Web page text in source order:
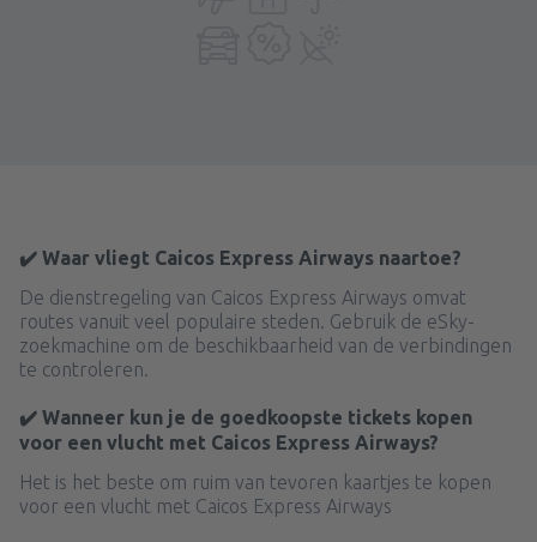
✔️ Waar vliegt Caicos Express Airways naartoe?
De dienstregeling van Caicos Express Airways omvat
routes vanuit veel populaire steden. Gebruik de eSky-
zoekmachine om de beschikbaarheid van de verbindingen
te controleren.
✔️ Wanneer kun je de goedkoopste tickets kopen
voor een vlucht met Caicos Express Airways?
Het is het beste om ruim van tevoren kaartjes te kopen
voor een vlucht met Caicos Express Airways